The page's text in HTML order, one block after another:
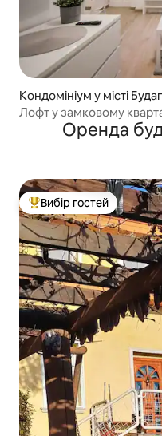
Кондомініум у місті
Лофт у замковому
Ланцюговий міст 1 хв
Оренда
Топ вибір гостей
Вибір гостей